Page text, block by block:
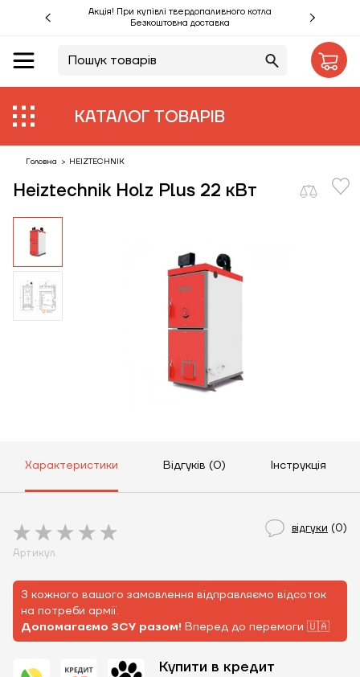
Акція! При купівлі твердопаливного котла
Безкоштовна доставка
КАТАЛОГ ТОВАРІВ
Акції %
Виробники
Об'єкти
Монтаж
Клієнтам
Статті
Контакти
Головна > HEIZTECHNIK
Heiztechnik Holz Plus 22 кВт
Характеристики Відгуків (0) Інструкція
відгуки (0)
Артикул
З кожного вашого замовлення відправляємо відсоток
на потреби армії.
Допомагаємо ЗСУ разом! Вперед до перемоги 🇺🇦
Купити в кредит